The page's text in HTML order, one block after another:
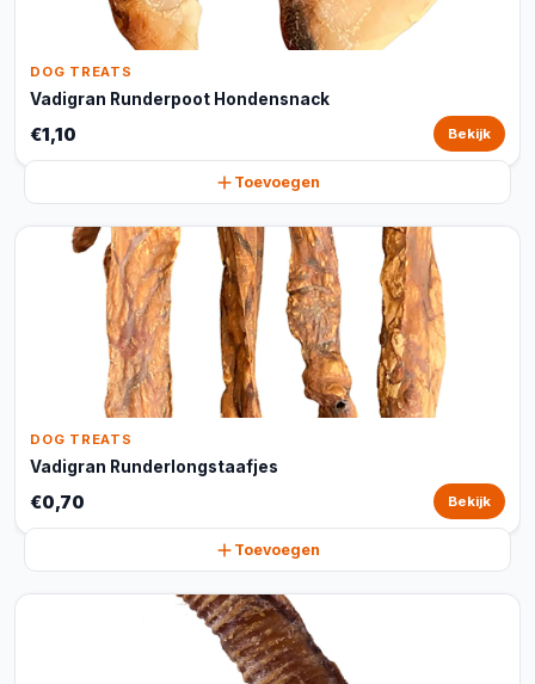
DOG TREATS
Vadigran Runderpoot Hondensnack
€1,10 Bekijk
Toevoegen
DOG TREATS
Vadigran Runderlongstaafjes
€0,70 Bekijk
Toevoegen